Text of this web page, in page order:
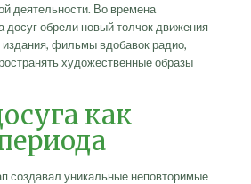
деятельности. Во времена
досуг обрели новый толчок движения
фильмы вдобавок радио,
художественные образы
как
создавал уникальные неповторимые